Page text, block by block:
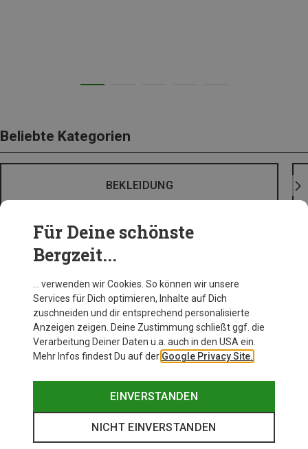
Beliebte Kategorien
BEKLEIDUNG
Für Deine schönste
Bergzeit...
… verwenden wir Cookies. So können wir unsere
Services für Dich optimieren, Inhalte auf Dich
zuschneiden und dir entsprechend personalisierte
Anzeigen zeigen. Deine Zustimmung schließt ggf. die
Verarbeitung Deiner Daten u.a. auch in den USA ein.
Mehr Infos findest Du auf der Google Privacy Site.
EINVERSTANDEN
NICHT EINVERSTANDEN